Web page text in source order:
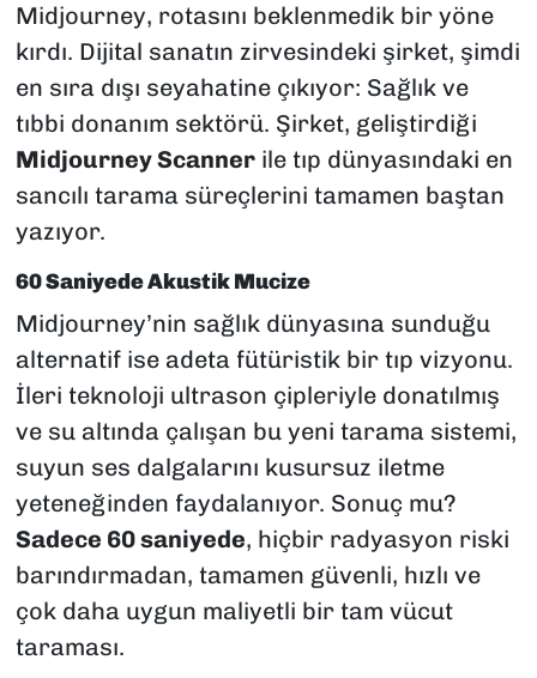
Midjourney, rotasını beklenmedik bir yöne
kırdı. Dijital sanatın zirvesindeki şirket, şimdi
en sıra dışı seyahatine çıkıyor: Sağlık ve
tıbbi donanım sektörü. Şirket, geliştirdiği
Midjourney Scannerile tıp dünyasındaki en
sancılı tarama süreçlerini tamamen baştan
yazıyor.
60 Saniyede Akustik Mucize
Midjourney’nin sağlık dünyasına sunduğu
alternatif ise adeta fütüristik bir tıp vizyonu.
İleri teknoloji ultrason çipleriyle donatılmış
ve su altında çalışan bu yeni tarama sistemi,
suyun ses dalgalarını kusursuz iletme
yeteneğinden faydalanıyor. Sonuç mu?
Sadece 60 saniyede, hiçbir radyasyon riski
barındırmadan, tamamen güvenli, hızlı ve
çok daha uygun maliyetli bir tam vücut
taraması.